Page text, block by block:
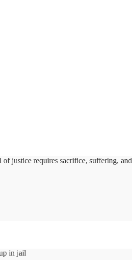
justice requires sacrifice, suffering, and
in jail